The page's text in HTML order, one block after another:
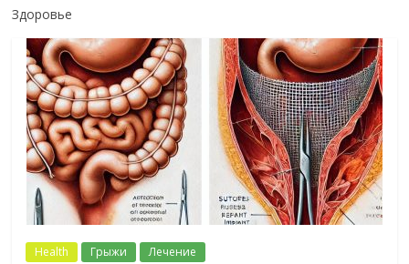
Здоровье
Health Грыжи Лечение